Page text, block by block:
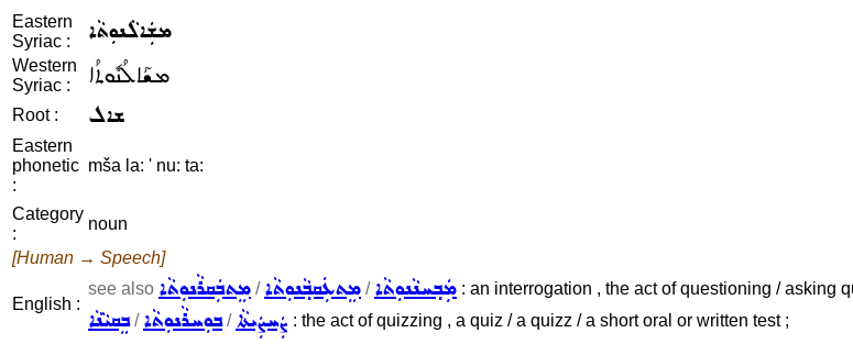
Eastern
Syriac :
ܡܫܲܐܠܵܢܘܼܬܵܐ
Western
Syriac :
ܡܫܰܐܠܳܢܽܘܬܳܐ
Root : ܫܐܠ
Eastern
phonetic
:
mša la: ' nu: ta:
Category
:
noun
[Human → Speech]
English :
see also ܡܸܬܒܲܩܪܵܢܘܼܬܵܐ /ܡܸܬܥܲܩܒ݂ܵܢܘܼܬܵܐ /ܡܲܒ݂ܚܢܵܢܘܼܬܵܐ : an interrogation , the act of questioning / asking
ܒܸܩܝܵܢܵܐ/ܒܘܼܚܪܵܢܘܼܬܵܐ/ܨܲܚܨܲܝܬܵܐ : the act of quizzing , a quiz / a quizz / a short oral or written test ;